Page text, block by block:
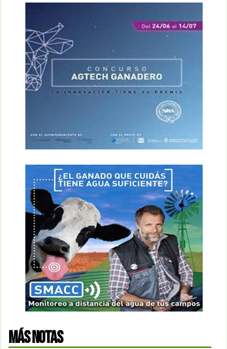
MÁS NOTAS